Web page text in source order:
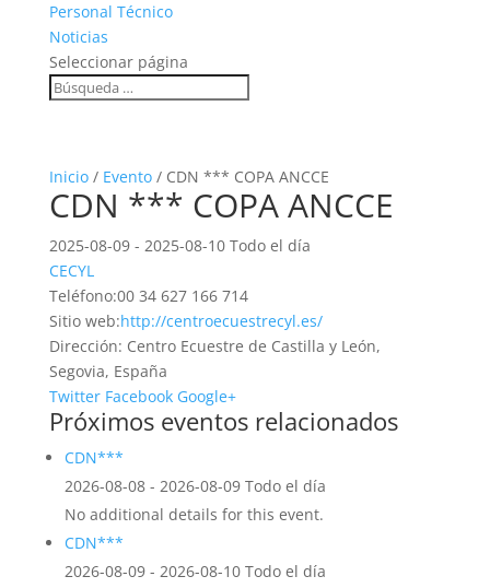
Personal Técnico
Noticias
Seleccionar página
Inicio/ Evento/ CDN *** COPA ANCCE
CDN *** COPA ANCCE
2025-08-09 - 2025-08-10 Todo el día
CECYL
Teléfono:00 34 627 166 714
Sitio web:http://centroecuestrecyl.es/
Dirección: Centro Ecuestre de Castilla y León,
Segovia, España
Twitter Facebook Google+
Próximos eventos relacionados
CDN***
2026-08-08 - 2026-08-09 Todo el día
No additional details for this event.
CDN***
2026-08-09 - 2026-08-10 Todo el día